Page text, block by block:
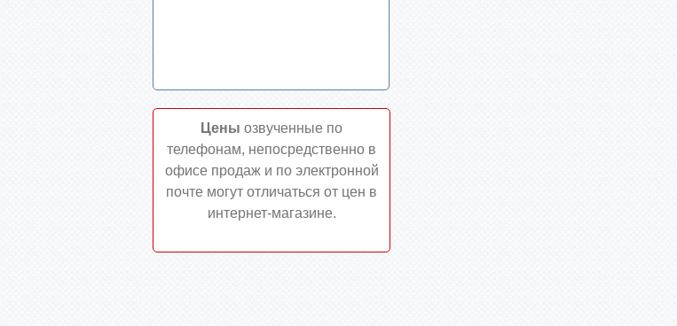
Цены озвученные по
телефонам, непосредственно в
офисе продаж и по электронной
почте могут отличаться от цен в
интернет-магазине.